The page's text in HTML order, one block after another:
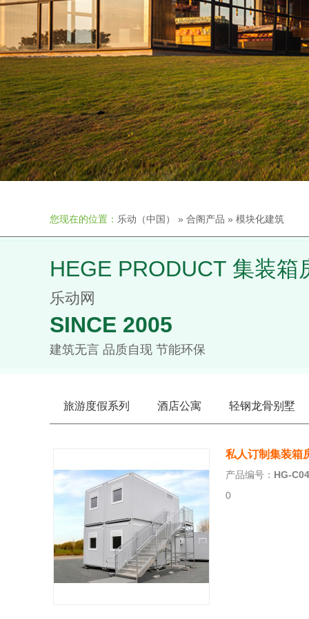
您现在的位置： 乐动（中国） » 合阁产品 » 模块化建筑
HEGE PRODUCT 集装箱
乐动网
SINCE 2005
建筑无言 品质自现 节能环保
旅游度假系列 酒店公寓 轻钢龙骨别墅
私人订制集装箱
产品编号： HG-
0